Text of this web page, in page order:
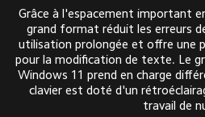
Grâce à l'espacement important
grand format réduit les erreurs
utilisation prolongée et offre une
pour la modification de texte. Le
Windows 11 prend en charge
clavier est doté d'un
travail de